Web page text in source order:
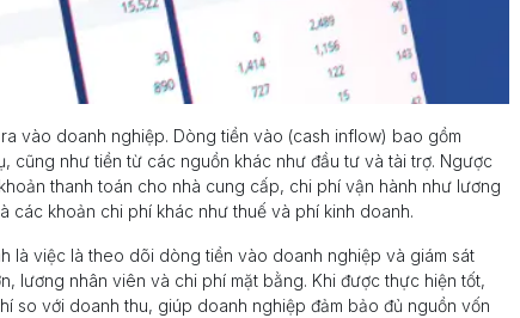
vào doanh nghiệp. Dòng tiền vào (cash inflow) bao gồm
cũng như tiền từ các nguồn khác như đầu tư và tài trợ. Ngược
thanh toán cho nhà cung cấp, chi phí vận hành như lương
các khoản chi phí khác như thuế và phí kinh doanh.
là việc là theo dõi dòng tiền vào doanh nghiệp và giám sát
lương nhân viên và chi phí mặt bằng. Khi được thực hiện tốt,
so với doanh thu, giúp doanh nghiệp đảm bảo đủ nguồn vốn